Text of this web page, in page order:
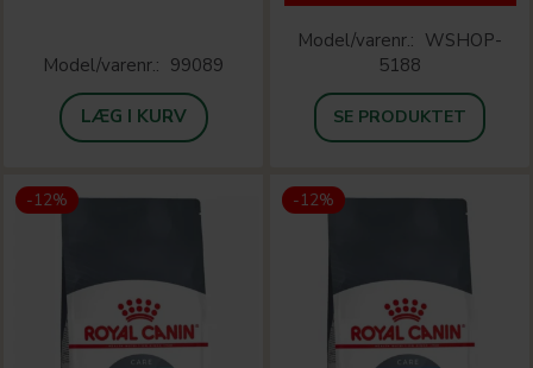
Model/varenr.: 99089
LÆG I KURV
Model/varenr.: WSHOP-
5188
SE PRODUKTET
-12% -12%